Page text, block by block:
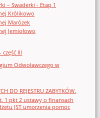
– Swaderki - Etap 1
Królikowo
Marózek
Jemiołowo
III
Odwoławczego w
DO REJESTRU ZABYTKÓW.
1 pkt 2 ustawy o finansach
JST umorzenia pomoc